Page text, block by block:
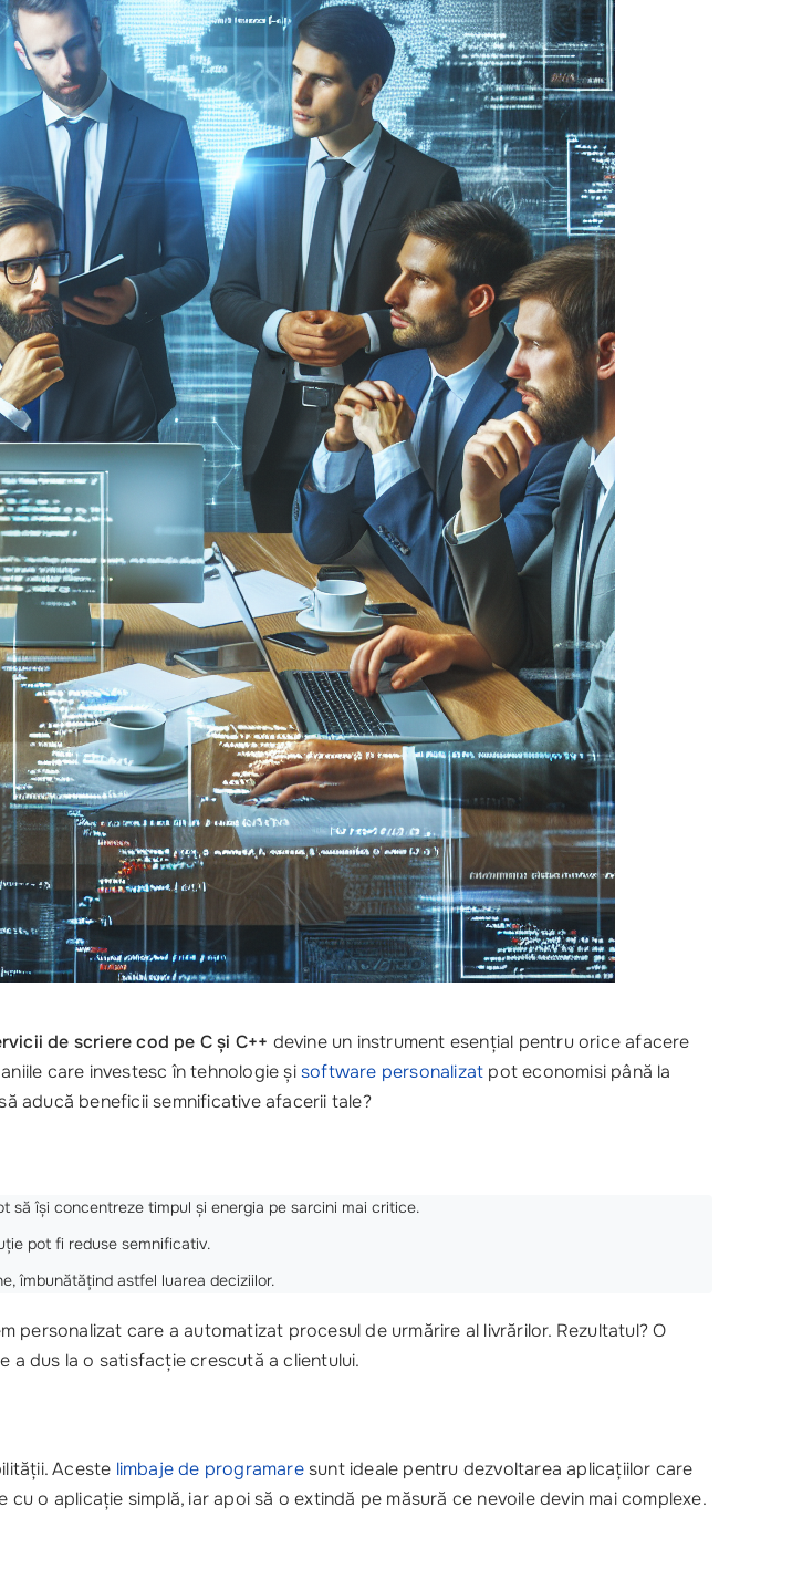
de scriere cod pe C și C++ devine un instrument esențial pentru orice afacere
care investesc în tehnologie șisoftware personalizat pot economisi până la
aducă beneficii semnificative afacerii tale?
să își concentreze timpul și energia pe sarcini mai critice.
pot fi reduse semnificativ.
îmbunătățind astfel luarea deciziilor.
personalizat care a automatizat procesul de urmărire al livrărilor. Rezultatul? O
a dus la o satisfacție crescută a clientului.
Aceste limbaje de programaresunt ideale pentru dezvoltarea aplicațiilor care
o aplicație simplă, iar apoi să o extindă pe măsură ce nevoile devin mai complexe.